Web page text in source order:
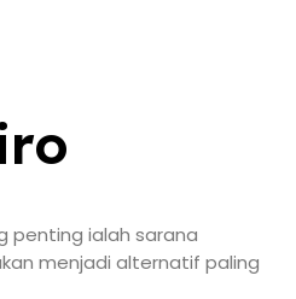
penting ialah sarana
menjadi alternatif paling